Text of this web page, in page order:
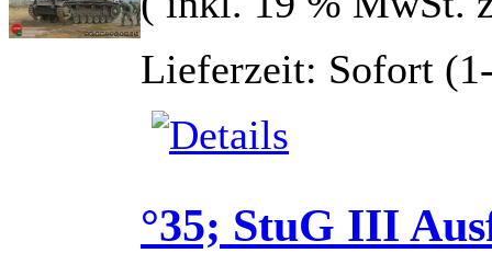
Lieferzeit: Sofort
°35; StuG III